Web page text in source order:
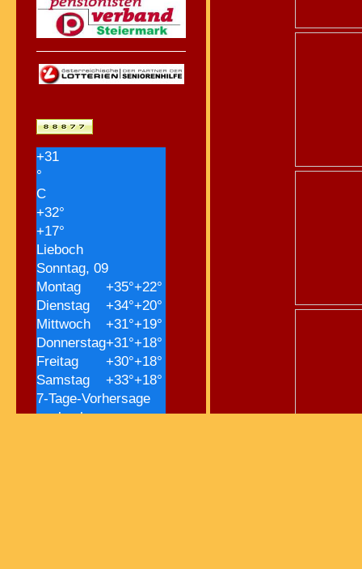
+31
°
C
+32°
+17°
Lieboch
Sonntag, 09
Montag
+35°+22°
Dienstag
+34°+20°
Mittwoch
+31°+19°
Donnerstag+31°+18°
Freitag
+30°+18°
Samstag
+33°+18°
7-Tage-Vorhersage
nachsehen